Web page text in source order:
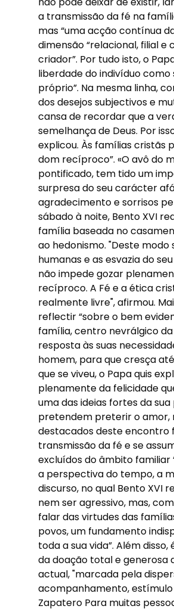
a transmissão da fé na
mas “uma acção contínua
dimensão “relacional, filial e
criador”. Por tudo isto, o
liberdade do indivíduo como
próprio”. Na mesma linha,
dos desejos subjectivos e
cansa de recordar que a
semelhança de Deus. Por
explicou. Às famílias cristãs
dom recíproco”. «O avô do
pontificado, tem tido um
surpresa do seu carácter
agradecimento e sorrisos
sábado à noite, Bento XVI
família baseada no
ao hedonismo. "Deste
humanas e as esvazia do
não impede gozar
recíproco. A Fé e a ética
realmente livre", afirmou.
reflectir “sobre o bem
família, centro nevrálgico da
resposta às suas
homem, para que cresça
que se viveu, o Papa quis
plenamente da felicidade
uma das ideias fortes da
pretendem preterir o amor,
destacados deste encontro
transmissão da fé e se
excluídos do âmbito familiar
a perspectiva do tempo, a
discurso, no qual Bento XVI
nem ser agressivo, mas,
falar das virtudes das
povos, um fundamento
toda a sua vida”. Além
da doação total e generosa
actual, "marcada pela
acompanhamento,
Zapatero Para muitas